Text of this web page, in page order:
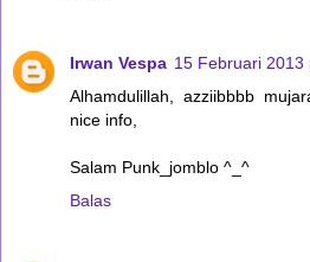
Irwan Vespa 15 Februari 2013
Alhamdulillah, azziibbbb
nice info,
Salam Punk_jomblo ^_^
Balas